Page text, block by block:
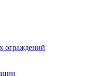
ограждений